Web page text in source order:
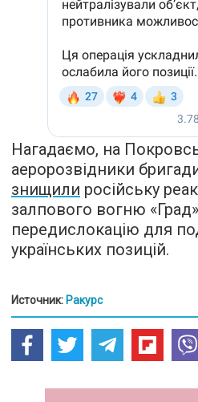
Нагадаємо, на
аеророзвідники
знищили російську
залпового вогню
передислокацію для
українських позицій.
Источник: Ракурс